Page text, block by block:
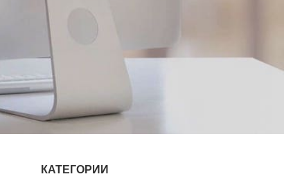
КАТЕГОРИИ